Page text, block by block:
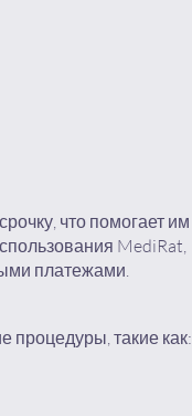
что помогает им
MediRat,
платежами.
такие как: